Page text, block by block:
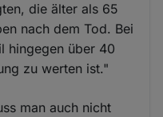
die älter als 65
nach dem Tod. Bei
hingegen über 40
zu werten ist."
man auch nicht